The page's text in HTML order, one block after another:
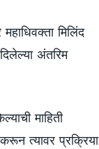
मिलिंद
अंतरिम
माहिती
करून त्यावर प्रक्रिया